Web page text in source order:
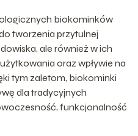
biokominków
tworzenia przytulnej
ale również w ich
oraz wpływie na
tym zaletom, biokominki
dla tradycyjnych
funkcjonalność